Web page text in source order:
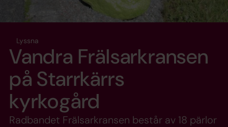
Lyssna
Vandra Frälsarkransen
på Starrkärrs
kyrkogård
Radbandet Frälsarkransen består av 18 pärlor